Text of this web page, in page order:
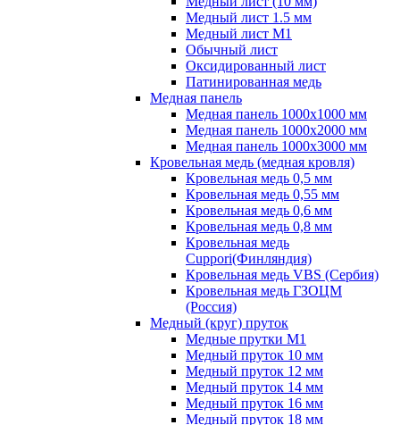
Медный лист 1.5 мм
Медный лист М1
Обычный лист
Оксидированный лист
Патинированная медь
Медная панель
Медная панель 1000x1000 мм
Медная панель 1000x2000 мм
Медная панель 1000x3000 мм
Кровельная медь (медная кровля)
Кровельная медь 0,5 мм
Кровельная медь 0,55 мм
Кровельная медь 0,6 мм
Кровельная медь 0,8 мм
Кровельная медь
Cuppori(Финляндия)
Кровельная медь VBS (Сербия)
Кровельная медь ГЗОЦМ
(Россия)
Медный (круг) пруток
Медные прутки М1
Медный пруток 10 мм
Медный пруток 12 мм
Медный пруток 14 мм
Медный пруток 16 мм
Медный пруток 18 мм